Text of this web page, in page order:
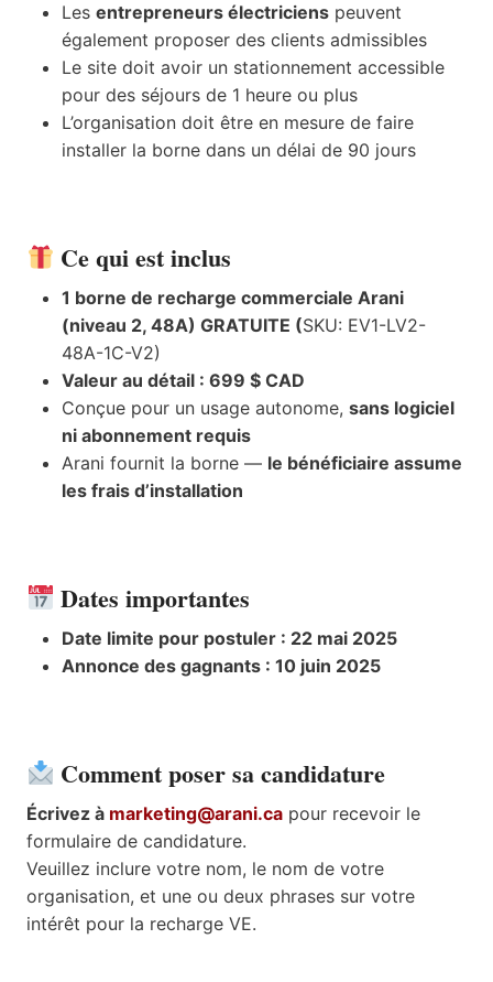
Les entrepreneurs électriciens peuvent
également proposer des clients admissibles
Le site doit avoir un stationnement accessible
pour des séjours de 1 heure ou plus
L’organisation doit être en mesure de faire
installer la borne dans un délai de 90 jours
Ce qui est inclus
1 borne de recharge commerciale Arani
(niveau 2, 48A) GRATUITE (SKU: EV1-LV2-
48A-1C-V2)
Valeur au détail : 699 $ CAD
Conçue pour un usage autonome, sans logiciel
ni abonnement requis
Arani fournit la borne — le bénéficiaire assume
les frais d’installation
Dates importantes
Date limite pour postuler : 22 mai 2025
Annonce des gagnants : 10 juin 2025
Comment poser sa candidature
Écrivez à marketing@arani.ca pour recevoir le
formulaire de candidature.
Veuillez inclure votre nom, le nom de votre
organisation, et une ou deux phrases sur votre
intérêt pour la recharge VE.